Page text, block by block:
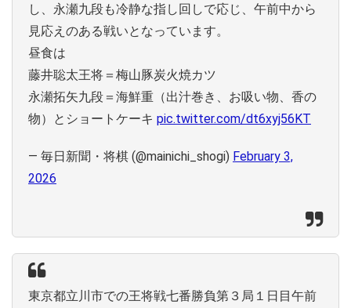
し、永瀬九段も冷静な指し回しで応じ、午前中から
見応えのある戦いとなっています。
昼食は
藤井聡太王将＝梅山豚炭火焼カツ
永瀬拓矢九段＝海鮮重（出汁巻き、お吸い物、香の
物）とショートケーキ pic.twitter.com/dt6xyj56KT
— 毎日新聞・将棋 (@mainichi_shogi) February 3,
2026
東京都立川市での王将戦七番勝負第３局１日目午前